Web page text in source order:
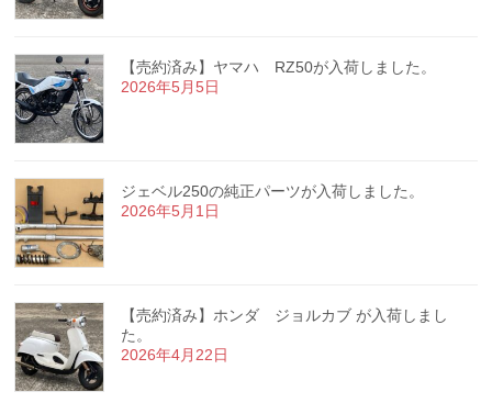
【売約済み】ヤマハ RZ50が入荷しました。
2026年5月5日
ジェベル250の純正パーツが入荷しました。
2026年5月1日
【売約済み】ホンダ ジョルカブ が入荷しまし
た。
2026年4月22日